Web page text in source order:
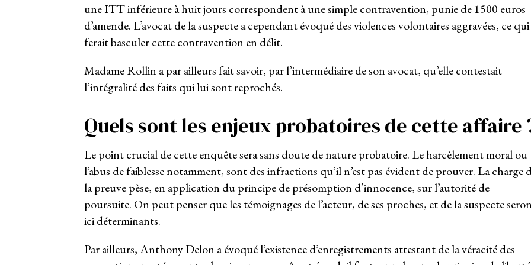
une ITT inférieure à huit jours correspondent à une simple contravention, punie de 1500 euros
d’amende. L’avocat de la suspecte a cependant évoqué des violences volontaires aggravées, ce qui
ferait basculer cette contravention en délit.
Madame Rollin a par ailleurs fait savoir, par l’intermédiaire de son avocat, qu’elle contestait
l’intégralité des faits qui lui sont reprochés.
Quels sont les enjeux probatoires de cette affaire
Le point crucial de cette enquête sera sans doute de nature probatoire. Le harcèlement moral ou
l’abus de faiblesse notamment, sont des infractions qu’il n’est pas évident de prouver. La charge
la preuve pèse, en application du principe de présomption d’innocence, sur l’autorité de
poursuite. On peut penser que les témoignages de l’acteur, de ses proches, et de la suspecte
ici déterminants.
Par ailleurs, Anthony Delon a évoqué l’existence d’enregistrements attestant de la véracité des